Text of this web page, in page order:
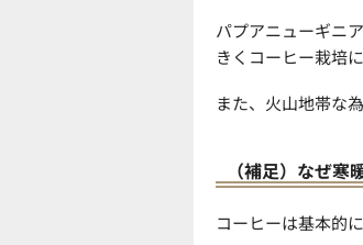
パプアニューギニ
きくコーヒー栽培
また、火山地帯な
（補足）なぜ
コーヒーは基本的